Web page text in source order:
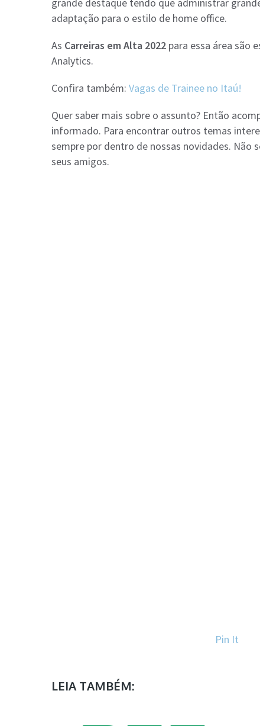
adaptação para o estilo de home office.
As Carreiras em Alta 2022 para essa área são
Analytics.
Confira também: Vagas de Trainee no Itaú!
Quer saber mais sobre o assunto? Então
informado. Para encontrar outros temas
sempre por dentro de nossas novidades. Não
seus amigos.
Pin It
LEIA TAMBÉM: